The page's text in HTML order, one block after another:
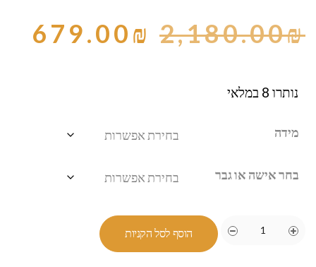
2,180.00₪
679.00₪
נותרו 8 במלאי
מידה
בחר אישה או גבר
הוסף לסל הקניות